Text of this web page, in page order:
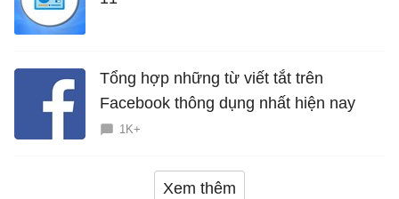
Tổng hợp những từ viết tắt trên
Facebook thông dụng nhất hiện nay
1K+
Xem thêm